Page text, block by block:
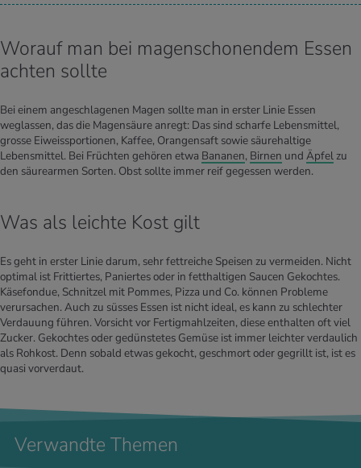
Worauf man bei magenschonendem Essen
achten sollte
Bei einem angeschlagenen Magen sollte man in erster Linie Essen
weglassen, das die Magensäure anregt: Das sind scharfe Lebensmittel,
grosse Eiweissportionen, Kaffee, Orangensaft sowie säurehaltige
Lebensmittel. Bei Früchten gehören etwa Bananen, Birnen und Äpfel zu
den säurearmen Sorten. Obst sollte immer reif gegessen werden.
Was als leichte Kost gilt
Es geht in erster Linie darum, sehr fettreiche Speisen zu vermeiden. Nicht
optimal ist Frittiertes, Paniertes oder in fetthaltigen Saucen Gekochtes.
Käsefondue, Schnitzel mit Pommes, Pizza und Co. können Probleme
verursachen. Auch zu süsses Essen ist nicht ideal, es kann zu schlechter
Verdauung führen. Vorsicht vor Fertigmahlzeiten, diese enthalten oft viel
Zucker. Gekochtes oder gedünstetes Gemüse ist immer leichter verdaulich
als Rohkost. Denn sobald etwas gekocht, geschmort oder gegrillt ist, ist es
quasi vorverdaut.
Verwandte Themen